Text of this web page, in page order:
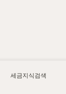
세금지식검색